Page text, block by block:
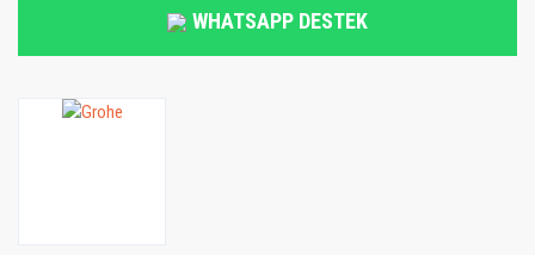
WHATSAPP DESTEK